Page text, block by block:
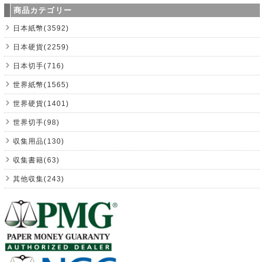
商品カテゴリー
日本紙幣(3592)
日本硬貨(2259)
日本切手(716)
世界紙幣(1565)
世界硬貨(1401)
世界切手(98)
収集用品(130)
収集書籍(63)
其他収集(243)